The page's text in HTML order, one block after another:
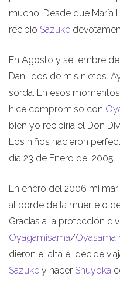
mucho. Desde que María
recibió Sazuke
En Agosto y setiembre
Dani, dos de mis nietos.
sorda. En esos
hice compromiso con
bien yo recibiría el Don
Los niños nacieron
día 23 de Enero del 2005.
En enero del 2006 mi
al borde de la muerte o
Gracias a la protección
Oyagamisama/Oyasama
dieron el alta él decide
Sazuke y hacer Shuyoka